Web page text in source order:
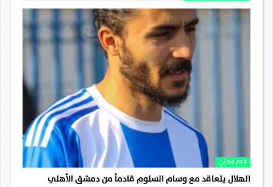
قدم محلي
الهلال يتعاقد مع وسام السلوم قادماً من دمشق الأهلي